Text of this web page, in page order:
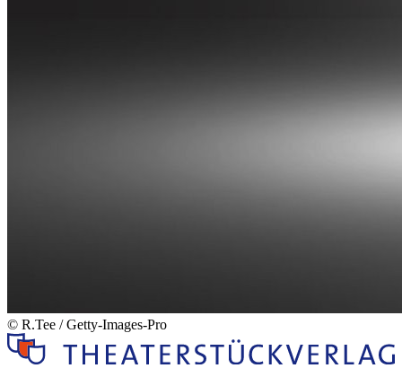
© R.Tee / Getty-Images-Pro